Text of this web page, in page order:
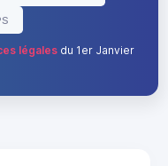
légalesdu 1er Janvier